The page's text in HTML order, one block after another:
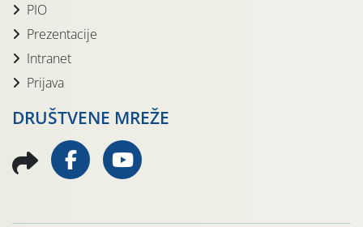
PIO
Prezentacije
Intranet
Prijava
DRUŠTVENE MREŽE